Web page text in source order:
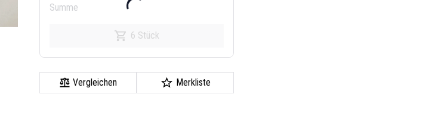
Summe
6 Stück
Vergleichen Merkliste